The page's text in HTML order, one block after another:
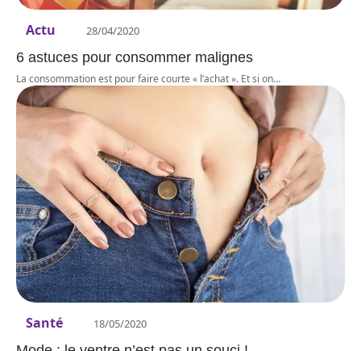
Actu 28/04/2020
6 astuces pour consommer malignes
La consommation est pour faire courte « l’achat ». Et si on…
Santé 18/05/2020